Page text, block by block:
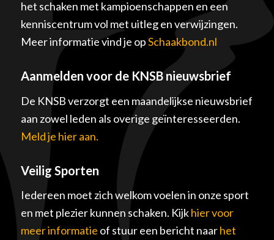
het schaken met kampioenschappen en een
kenniscentrum vol met uitleg en verwijzingen.
Meer informatie vind je opSchaakbond.nl
Aanmelden voor de KNSB nieuwsbrief
De KNSB verzorgt een maandelijkse nieuwsbrief
aan zowel leden als overige geïnteresseerden.
Meld je hier aan.
Veilig Sporten
Iedereen moet zich welkom voelen in onze sport
en met plezier kunnen schaken. Kijkhier voor
meer informatie of stuur een bericht naarhet